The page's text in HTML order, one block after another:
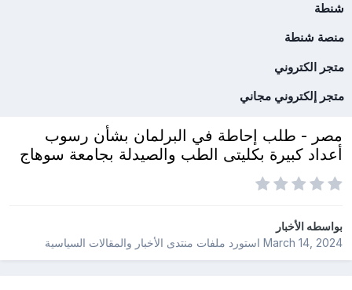
شنطة
منصة شنطة
متجر الكتروني
متجر إلكتروني مجاني
مصر - طلب إحاطة في البرلمان بشأن رسوب
أعداد كبيرة بكليتى الطب والصيدلة بجامعة سوهاج
بواسطهالأخبار
March 14, 2024استورد ملفات منتدى الأخبار والمقالات السياسية